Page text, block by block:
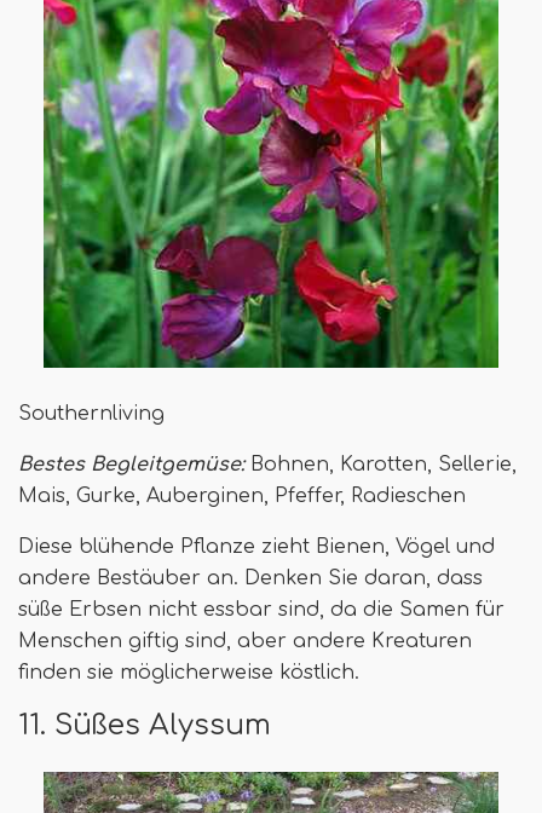
Southernliving
Bestes Begleitgemüse: Bohnen, Karotten, Sellerie,
Mais, Gurke, Auberginen, Pfeffer, Radieschen
Diese blühende Pflanze zieht Bienen, Vögel und
andere Bestäuber an. Denken Sie daran, dass
süße Erbsen nicht essbar sind, da die Samen für
Menschen giftig sind, aber andere Kreaturen
finden sie möglicherweise köstlich.
11. Süßes Alyssum